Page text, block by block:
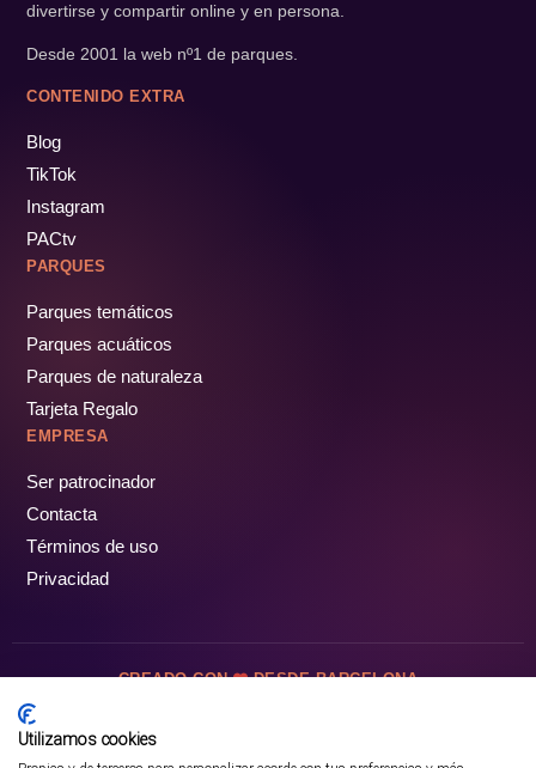
divertirse y compartir online y en persona.
Desde 2001 la web nº1 de parques.
CONTENIDO EXTRA
Blog
TikTok
Instagram
PACtv
PARQUES
Parques temáticos
Parques acuáticos
Parques de naturaleza
Tarjeta Regalo
EMPRESA
Ser patrocinador
Contacta
Términos de uso
Privacidad
CREADO CON DESDE BARCELONA
Utilizamos cookies